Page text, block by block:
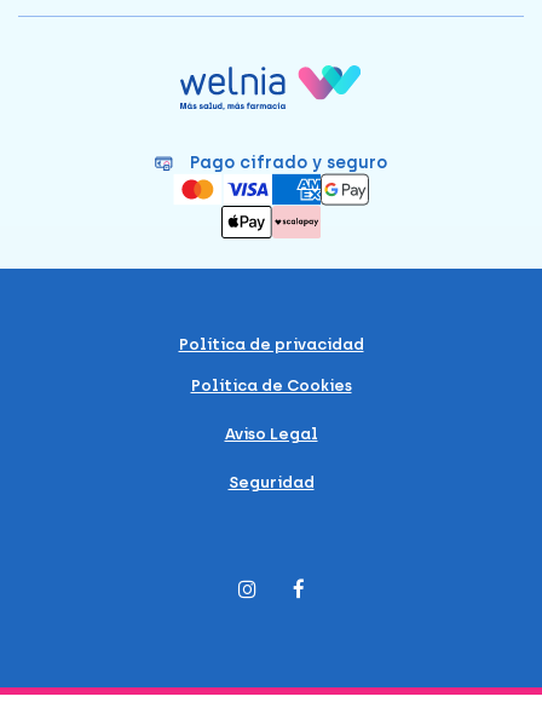
Pago cifrado y seguro
Política de privacidad
Política de Cookies
Aviso Legal
Seguridad